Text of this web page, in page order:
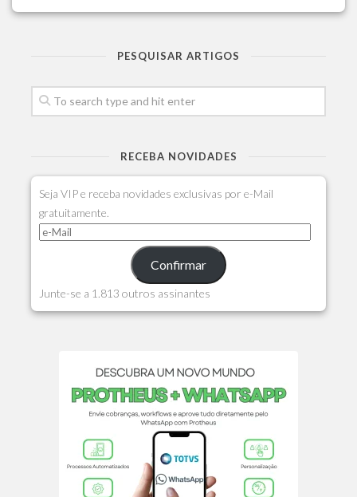
PESQUISAR ARTIGOS
RECEBA NOVIDADES
Seja VIP e receba novidades exclusivas por e-Mail
gratuitamente.
Confirmar
Junte-se a 1.813 outros assinantes